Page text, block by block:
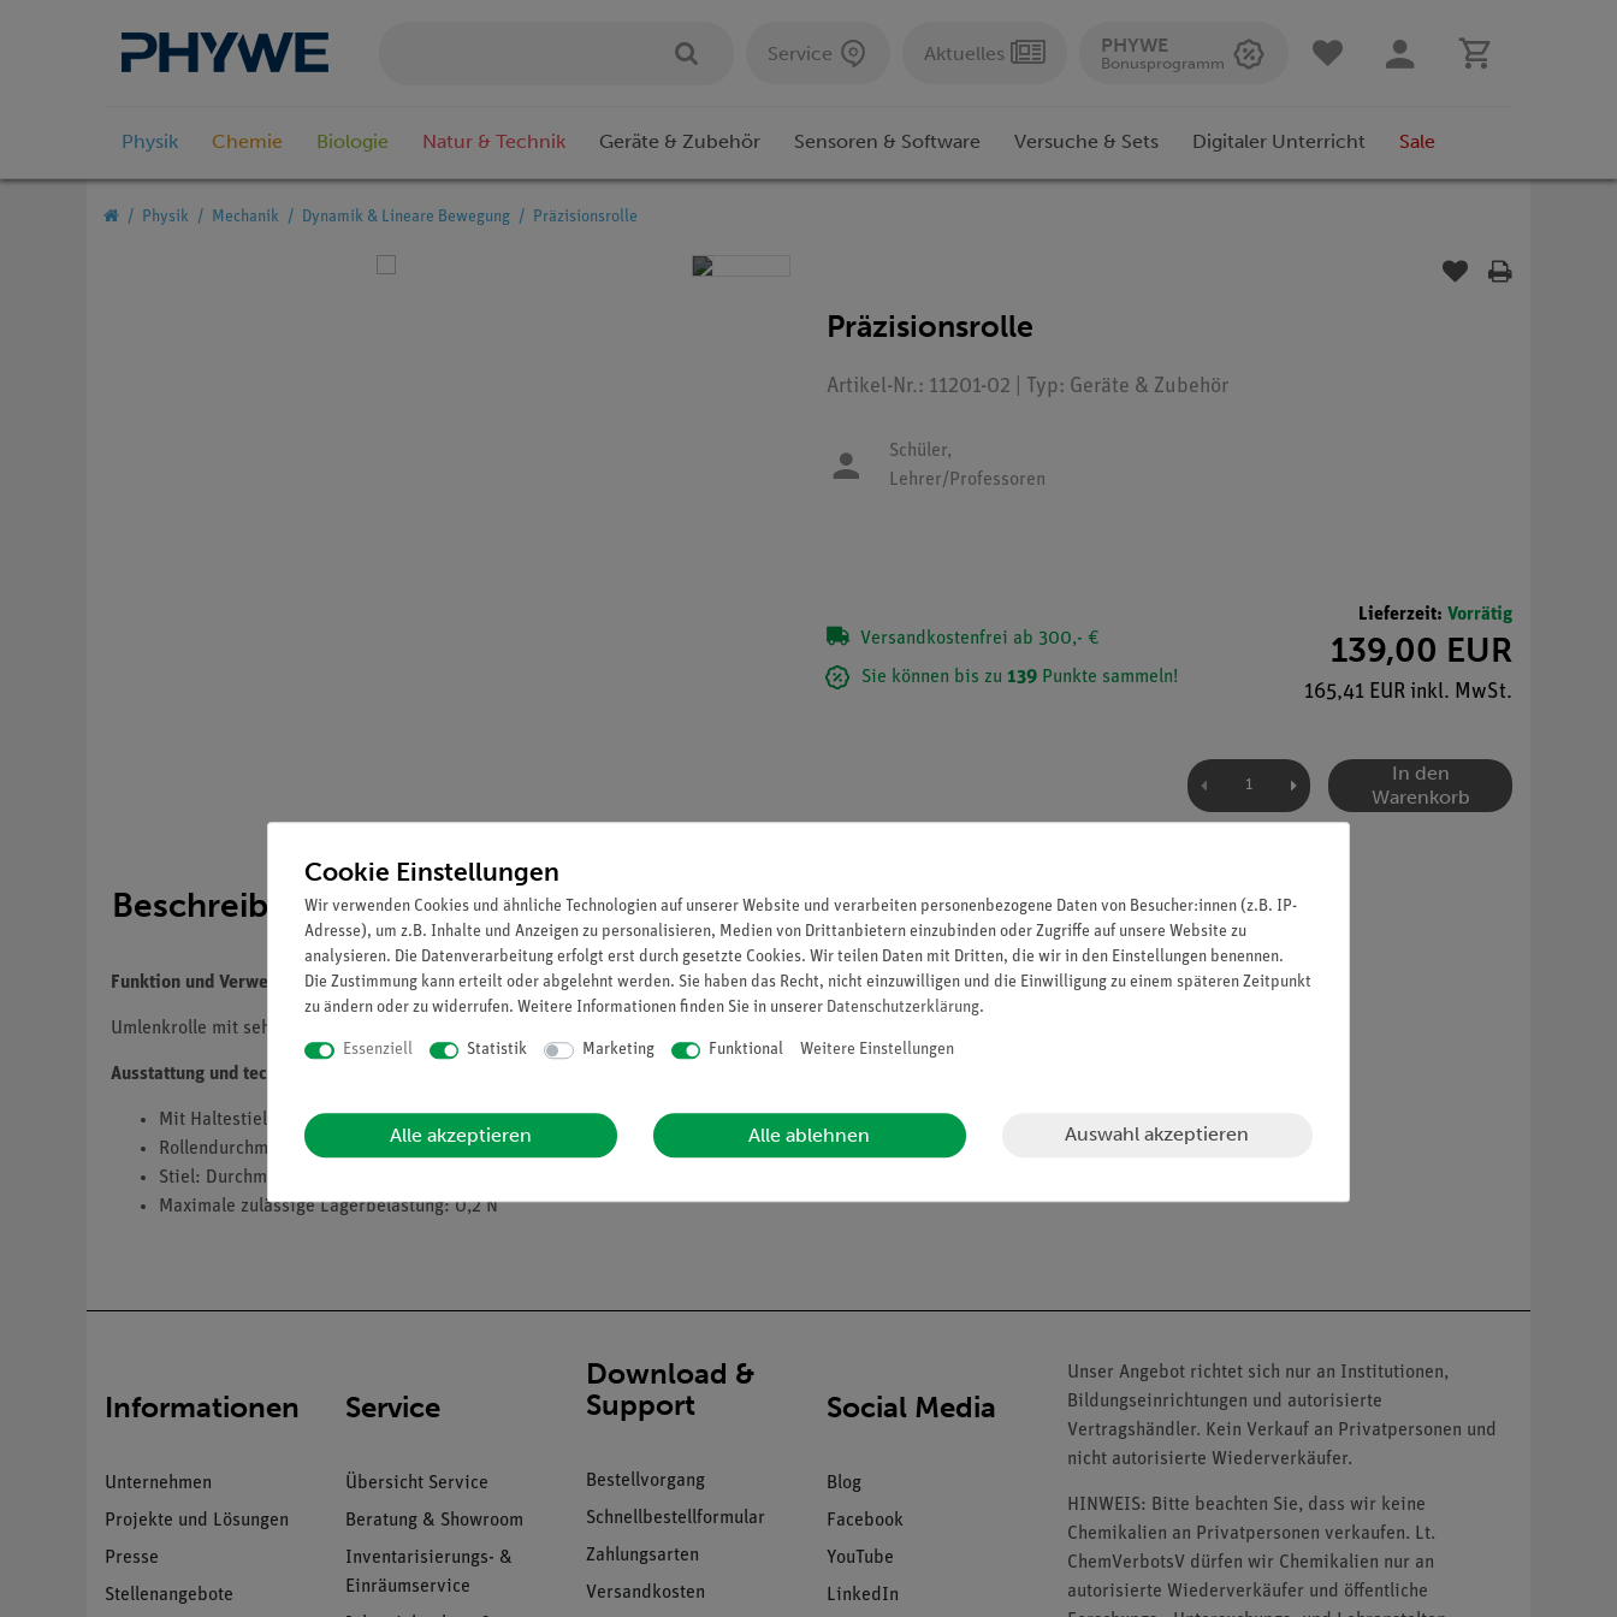
Service Aktuelles PHYWE
Bonusprogramm
Physik Chemie Biologie Natur & Technik Geräte & Zubehör Sensoren & Software Versuche & Sets Digitaler Unterricht Sale
Physik Mechanik Dynamik & Lineare Bewegung Präzisionsrolle
Präzisionsrolle
Artikel-Nr.: 11201-02 | Typ: Geräte & Zubehör
Schüler,
Lehrer/Professoren
Versandkostenfrei ab 300,- €
Sie können bis zu 139 Punkte sammeln!
Lieferzeit: Vorrätig
139,00 EUR
165,41 EUR inkl. MwSt.
In den
Warenkorb
Beschreibung
Funktion und Verwendung
Umlenkrolle mit sehr geringem Trägheitsmoment und extrem niedriger Reibung durch Spitzenlagerung in Saphirpfannen.
Ausstattung und technische Daten
Mit Haltestiel und 4-mm-Stecker
Rollendurchmesser: 50 mm
Stiel: Durchmesser: 160 mm; Länge: 160 mm
Maximale zulässige Lagerbelastung: 0,2 N
Informationen
Unternehmen
Projekte und Lösungen
Presse
Stellenangebote
Service
Übersicht Service
Beratung & Showroom
Inventarisierungs- &
Einräumservice
Download &
Support
Bestellvorgang
Schnellbestellformular
Zahlungsarten
Versandkosten
Social Media
Blog
Facebook
YouTube
LinkedIn
Unser Angebot richtet sich nur an Institutionen,
Bildungseinrichtungen und autorisierte
Vertragshändler. Kein Verkauf an Privatpersonen und
nicht autorisierte Wiederverkäufer.
HINWEIS: Bitte beachten Sie, dass wir keine
Chemikalien an Privatpersonen verkaufen. Lt.
ChemVerbotsV dürfen wir Chemikalien nur an
autorisierte Wiederverkäufer und öffentliche
Cookie Einstellungen
Wir verwenden Cookies und ähnliche Technologien auf unserer Website und verarbeiten personenbezogene Daten von Besucher:innen (z.B. IP-
Adresse), um z.B. Inhalte und Anzeigen zu personalisieren, Medien von Drittanbietern einzubinden oder Zugriffe auf unsere Website zu
analysieren. Die Datenverarbeitung erfolgt erst durch gesetzte Cookies. Wir teilen Daten mit Dritten, die wir in den Einstellungen benennen.
Die Zustimmung kann erteilt oder abgelehnt werden. Sie haben das Recht, nicht einzuwilligen und die Einwilligung zu einem späteren Zeitpunkt
zu ändern oder zu widerrufen. Weitere Informationen finden Sie in unserer Daten­schutz­erklärung.
Essenziell Statistik Marketing Funktional Weitere Einstellungen
Alle akzeptieren Alle ablehnen Auswahl akzeptieren